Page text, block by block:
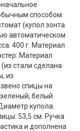
способом.
(купол зонта
автоматическом
400 г. Материал
Материал
стали сделана
из
спицы на
белый.
купола:
53,5 см. Ручка
и дополнена